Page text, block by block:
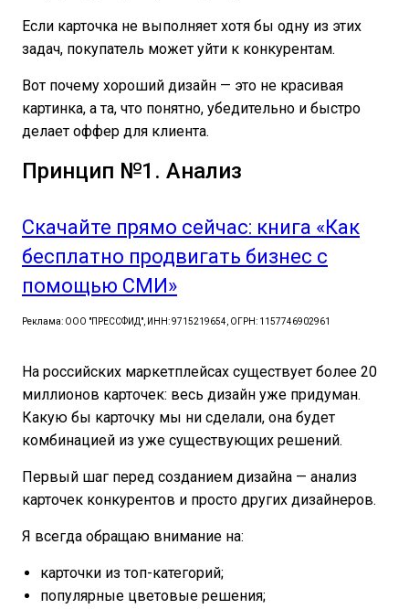
Если карточка не выполняет хотя бы одну из этих
задач, покупатель может уйти к конкурентам.
Вот почему хороший дизайн — это не красивая
картинка, а та, что понятно, убедительно и быстро
делает оффер для клиента.
Принцип №1. Анализ
Скачайте прямо сейчас: книга «Как
бесплатно продвигать бизнес с
помощью СМИ»
Реклама: ООО "ПРЕССФИД", ИНН: 9715219654, ОГРН: 1157746902961
На российских маркетплейсах существует более 20
миллионов карточек: весь дизайн уже придуман.
Какую бы карточку мы ни сделали, она будет
комбинацией из уже существующих решений.
Первый шаг перед созданием дизайна — анализ
карточек конкурентов и просто других дизайнеров.
Я всегда обращаю внимание на:
карточки из топ-категорий;
популярные цветовые решения;